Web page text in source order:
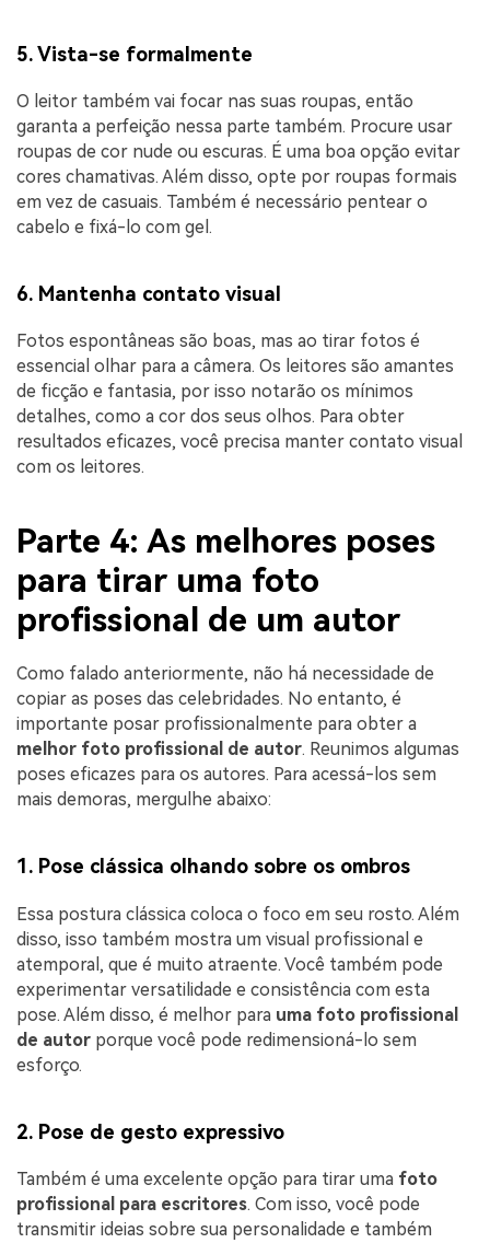
5. Vista-se formalmente
O leitor também vai focar nas suas roupas, então
garanta a perfeição nessa parte também. Procure usar
roupas de cor nude ou escuras. É uma boa opção evitar
cores chamativas. Além disso, opte por roupas formais
em vez de casuais. Também é necessário pentear o
cabelo e fixá-lo com gel.
6. Mantenha contato visual
Fotos espontâneas são boas, mas ao tirar fotos é
essencial olhar para a câmera. Os leitores são amantes
de ficção e fantasia, por isso notarão os mínimos
detalhes, como a cor dos seus olhos. Para obter
resultados eficazes, você precisa manter contato visual
com os leitores.
Parte 4: As melhores poses
para tirar uma foto
profissional de um autor
Como falado anteriormente, não há necessidade de
copiar as poses das celebridades. No entanto, é
importante posar profissionalmente para obter a
melhor foto profissional de autor. Reunimos algumas
poses eficazes para os autores. Para acessá-los sem
mais demoras, mergulhe abaixo:
1. Pose clássica olhando sobre os ombros
Essa postura clássica coloca o foco em seu rosto. Além
disso, isso também mostra um visual profissional e
atemporal, que é muito atraente. Você também pode
experimentar versatilidade e consistência com esta
pose. Além disso, é melhor para uma foto profissional
de autor porque você pode redimensioná-lo sem
esforço.
2. Pose de gesto expressivo
Também é uma excelente opção para tirar uma foto
profissional para escritores. Com isso, você pode
transmitir ideias sobre sua personalidade e também